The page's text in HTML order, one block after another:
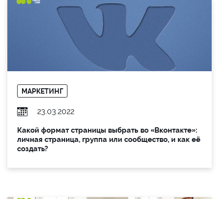
МАРКЕТИНГ
23.03.2022
Какой формат страницы выбрать во «Вконтакте»:
личная страница, группа или сообщество, и как её
создать?